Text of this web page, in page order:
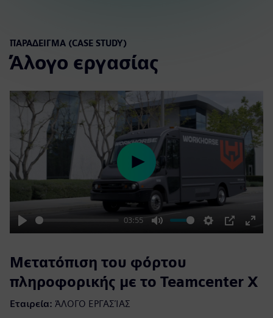
ΠΑΡΆΔΕΙΓΜΑ (CASE STUDY)
Άλογο εργασίας
Play
03:55
Mute Settings
PIP
Enter
Play
Μετατόπιση του φόρτου
πληροφορικής με το Teamcenter X
Εταιρεία: ΆΛΟΓΟ ΕΡΓΑΣΊΑΣ